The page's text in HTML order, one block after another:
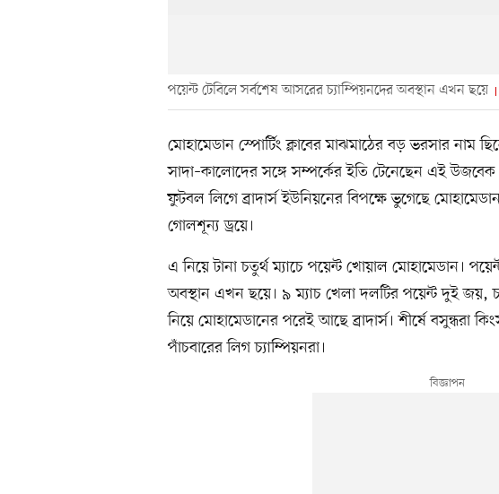
পয়েন্ট টেবিলে সর্বশেষ আসরের চ্যাম্পিয়নদের অবস্থান এখন ছয়ে
মোহামেডান স্পোর্টিং ক্লাবের মাঝমাঠের বড় ভরসার
সাদা–কালোদের সঙ্গে সম্পর্কের ইতি টেনেছেন এই
ফুটবল লিগে ব্রাদার্স ইউনিয়নের বিপক্ষে ভুগেছে
গোলশূন্য ড্রয়ে।
এ নিয়ে টানা চতুর্থ ম্যাচে পয়েন্ট খোয়াল মোহামেডান।
অবস্থান এখন ছয়ে। ৯ ম্যাচ খেলা দলটির পয়েন্ট দুই জয়,
নিয়ে মোহামেডানের পরেই আছে ব্রাদার্স। শীর্ষে বসুন্ধরা
পাঁচবারের লিগ চ্যাম্পিয়নরা।